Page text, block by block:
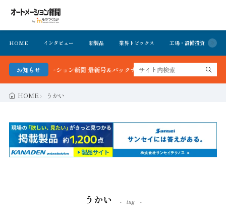
HOME インタビュー 新製品 業界トピックス 工場・設備投資
お知らせ
オートメーション新聞 最新号＆バックナンバーを無料で公開中 詳細はこちら
HOME うかい
うかい tag